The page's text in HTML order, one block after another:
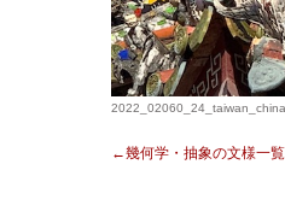
←幾何学・抽象の文様一